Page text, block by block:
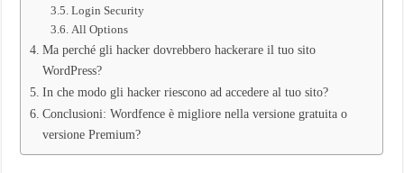
Login Security
All Options
Ma perché gli hacker dovrebbero hackerare il tuo sito
WordPress?
In che modo gli hacker riescono ad accedere al tuo sito?
Conclusioni: Wordfence è migliore nella versione gratuita o
versione Premium?